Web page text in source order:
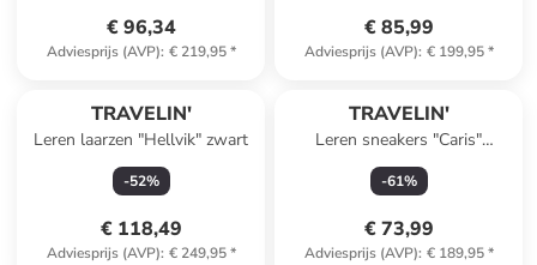
€ 96,34
Adviesprijs (AVP): € 219,95*
€ 85,99
Adviesprijs (AVP): € 199,95*
TRAVELIN'
Leren laarzen "Hellvik" zwart
-52%
€ 118,49
Adviesprijs (AVP): € 249,95*
TRAVELIN'
Leren sneakers "Caris"
wit/beige
-61%
€ 73,99
Adviesprijs (AVP): € 189,95*